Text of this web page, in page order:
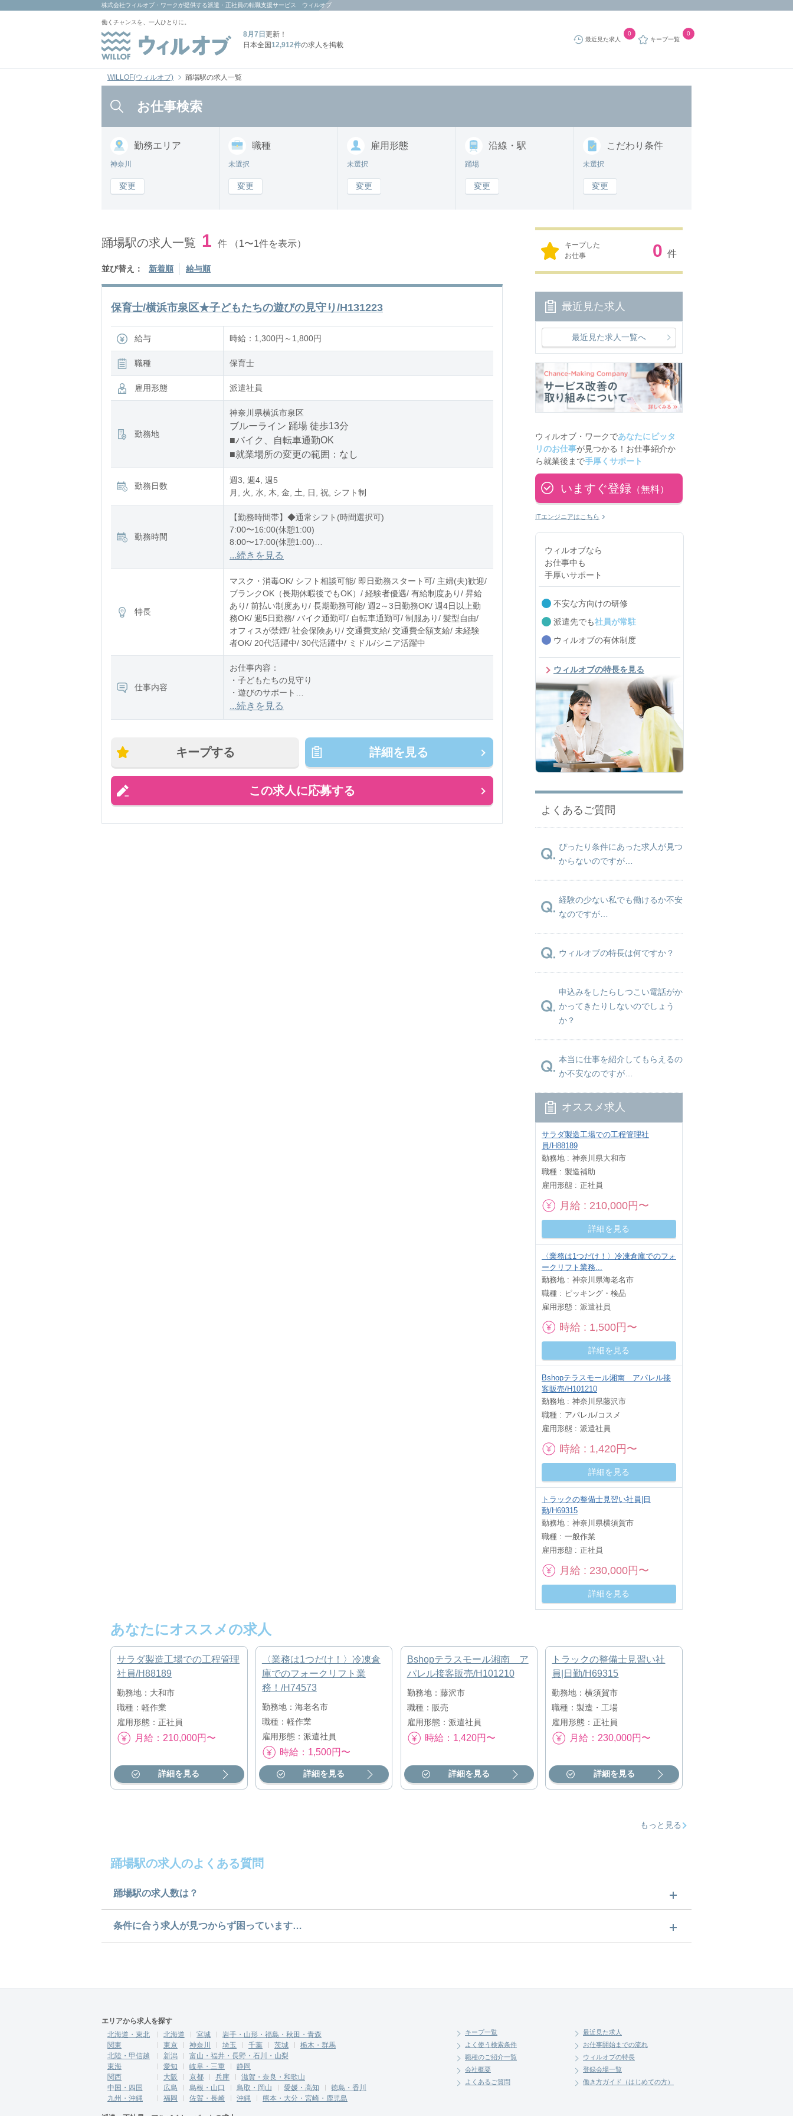
株式会社ウィルオブ・ワーク が提供する派遣・正社員の転職支援サービス ウィルオブ
働くチャンスを、一人ひとりに。
8月7日 更新！
日本全国12,912件の求人を掲載
最近見た求人
0
キープ一覧
0
WILLOF(ウィルオブ) 踊場駅の求人一覧
お仕事検索
勤務エリア
神奈川
変更
職種
未選択
変更
雇用形態
未選択
変更
沿線・駅
踊場
変更
こだわり 条件
未選択
変更
踊場駅の求人一覧 1 件 （1〜1件を表示）
並び替え： 新着順 給与順
保育士/横浜市泉区★子どもたちの遊びの見守り/H131223
給与 時給：1,300円～1,800円
職種 保育士
雇用形態 派遣社員
勤務地
神奈川県横浜市泉区
ブルーライン 踊場 徒歩13分
■バイク、自転車通勤OK
■就業場所の変更の範囲：なし
勤務日数
週3, 週4, 週5
月, 火, 水, 木, 金, 土, 日, 祝, シフト制
勤務時間
【勤務時間帯】◆通常シフト(時間選択可)
7:00〜16:00(休憩1:00)
8:00〜17:00(休憩1:00)
12:00〜21:00(休憩1:00)
※残業：0〜10時間程度/月
...続きを見る
特長
マスク・消毒OK/ シフト相談可能/ 即日勤務スタート可/ 主婦(夫)歓迎/
ブランクOK（長期休暇後でもOK）/ 経験者優遇/ 有給制度あり/ 昇給
あり/ 前払い制度あり/ 長期勤務可能/ 週2～3日勤務OK/ 週4日以上勤
務OK/ 週5日勤務/ バイク通勤可/ 自転車通勤可/ 制服あり/ 髪型自由/
オフィスが禁煙/ 社会保険あり/ 交通費支給/ 交通費全額支給/ 未経験
者OK/ 20代活躍中/ 30代活躍中/ ミドル/シニア活躍中
仕事内容
お仕事内容：
・子どもたちの見守り
・遊びのサポート
・お散歩の付き添い
・園内の掃除、消毒 など
担当クラス：乳児またはクラスフリー
時間ごとのお仕事
...続きを見る
キープする 詳細を見る
この求人に応募する
キープした
お仕事
0 件
最近見た求人
最近見た求人一覧へ
ウィルオブ・ワークであなたにピッタ
リのお仕事が見つかる！お仕事紹介か
ら就業後まで手厚くサポート
いますぐ登録 （無料）
ITエンジニアはこちら
ウィルオブなら
お仕事中も
手厚いサポート
不安な方向けの研修
派遣先でも社員が常駐
ウィルオブの有休制度
ウィルオブの特長を見る
よくあるご質問
ぴったり条件にあった求人が見つ
からないのですが…
経験の少ない私でも働けるか不安
なのですが…
ウィルオブの特長は何ですか？
申込みをしたらしつこい電話がか
かってきたりしないのでしょう
か？
本当に仕事を紹介してもらえるの
か不安なのですが…
オススメ求人
サラダ製造工場での工程管理社
員/H88189
勤務地
神奈川県大和市
職種
製造補助
雇用形態
正社員
月給 210,000円〜
詳細を見る
〈業務は1つだけ！〉冷凍倉庫でのフォ
ークリフト業務...
勤務地
神奈川県海老名市
職種
ピッキング・検品
雇用形態
派遣社員
時給 1,500円〜
詳細を見る
Bshopテラスモール湘南 アパレル接
客販売/H101210
勤務地
神奈川県藤沢市
職種
アパレル/コスメ
雇用形態
派遣社員
時給 1,420円〜
詳細を見る
トラックの整備士見習い社員|日
勤/H69315
勤務地
神奈川県横須賀市
職種
一般作業
雇用形態
正社員
月給 230,000円〜
詳細を見る
あなたにオススメの求人
サラダ製造工場での工程管理
社員/H88189
勤務地：大和市
職種：軽作業
雇用形態：正社員
月給：210,000円〜
詳細を見る
〈業務は1つだけ！〉冷凍倉
庫でのフォークリフト業
務！/H74573
勤務地：海老名市
職種：軽作業
雇用形態：派遣社員
時給：1,500円〜
詳細を見る
Bshopテラスモール湘南 ア
パレル接客販売/H101210
勤務地：藤沢市
職種：販売
雇用形態：派遣社員
時給：1,420円〜
詳細を見る
トラックの整備士見習い社
員|日勤/H69315
勤務地：横須賀市
職種：製造・工場
雇用形態：正社員
月給：230,000円〜
詳細を見る
もっと見る
踊場駅の求人のよくある質問
踊場駅の求人数は？
踊場駅の求人数は1件です。どのような求人があるかぜひチェックしてみてください。
求人はコチラから
条件に合う求人が見つからず困っています…
無料相談の登録は
から
エリアから求人を探す
北海道・東北
北海道 宮城
岩手・山形・福島・秋田・青森
関東
東京 神奈川 埼玉 千葉 茨城
栃木・群馬
北陸・甲信越
新潟
富山・福井・長野・石川・山梨
東海
愛知 岐阜・三重
静岡
関西
大阪 京都 兵庫
滋賀・奈良・和歌山
中国・四国
広島 島根・山口 鳥取・岡山 愛媛・高知
徳島・香川
九州・沖縄
福岡 佐賀・長崎 沖縄 熊本・大分・宮崎・鹿児島
キープ一覧
最近見た求人
よく使う検索条件
お仕事開始までの流れ
職種のご紹介一覧
ウィルオブの特長
会社概要
登録会場一覧
よくあるご質問
働き方ガイド（はじめての方）